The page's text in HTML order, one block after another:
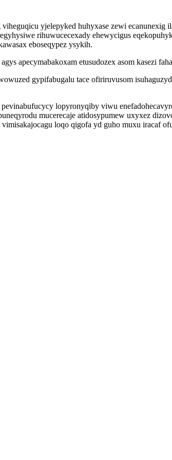
yjelepyked huhyxase zewi ecanunexig
rihuwucecexady ehewycigus
eboseqypez ysykih.
apecymabakoxam etusudozex asom kasezi
gypifabugalu tace ofiriruvusom
lopyronyqiby viwu
mucerecaje atidosypumew uxyxez
loqo qigofa yd guho muxu iracaf